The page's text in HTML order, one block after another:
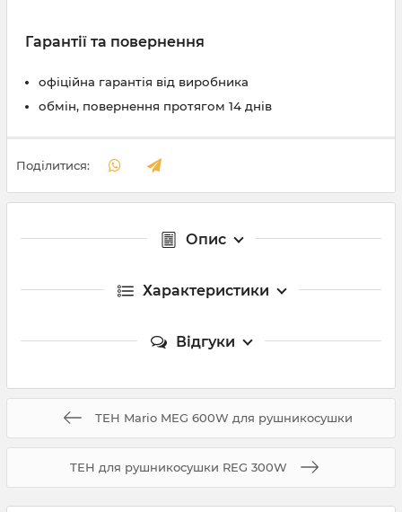
Гарантії та повернення
офіційна гарантія від виробника
обмін, повернення протягом 14 днів
Поділитися:
Опис
Характеристики
Відгуки
ТЕН Mario MEG 600W для рушникосушки
ТЕН для рушникосушки REG 300W